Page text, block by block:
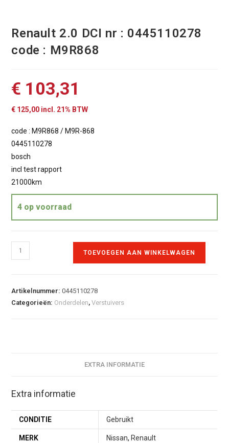
Renault 2.0 DCI nr : 0445110278
code : M9R868
€ 103,31
€ 125,00 incl. 21% BTW
code : M9R868 / M9R-868
0445110278
bosch
incl test rapport
21000km
4 op voorraad
TOEVOEGEN AAN WINKELWAGEN
Artikelnummer:0445110278
Categorieën: Onderdelen,Verstuivers
EXTRA INFORMATIE
Extra informatie
CONDITIE Gebruikt
MERK Nissan, Renault